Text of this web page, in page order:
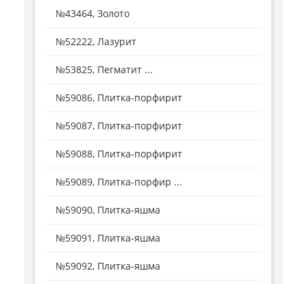
№43464, Золото
№52222, Лазурит
№53825, Пегматит ...
№59086, Плитка-порфирит
№59087, Плитка-порфирит
№59088, Плитка-порфирит
№59089, Плитка-порфир ...
№59090, Плитка-яшма
№59091, Плитка-яшма
№59092, Плитка-яшма